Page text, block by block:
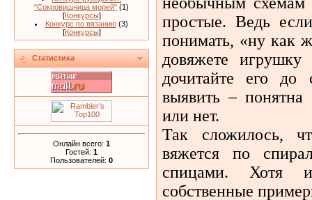
"Сокровищница морей" (1)
[Конкурсы]
Конкурс по вязанию (3)
[Конкурсы]
Статистика
Онлайн всего: 1
Гостей: 1
Пользователей: 0
простые. Ведь
понимать, «ну как
довяжете
дочитайте его до
выявить – понятна
или нет.
Так сложилось,
вяжется по
спицами. Хотя
собственные